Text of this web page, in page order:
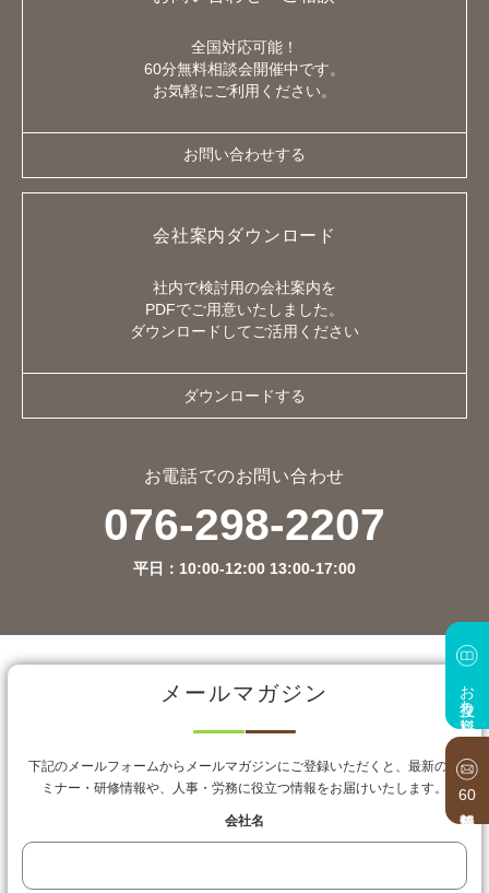
お役立ち資料
60
全国対応可能！
60分無料相談会開催中です。
お気軽にご利用ください。
お問い合わせする
会社案内ダウンロード
社内で検討用の会社案内を
PDFでご用意いたしました。
ダウンロードしてご活用ください
ダウンロードする
お電話でのお問い合わせ
076-298-2207
平日：10:00-12:00 13:00-17:00
メールマガジン
下記のメールフォームからメールマガジンにご登録いただくと、最新のセ
ミナー・研修情報や、人事・労務に役立つ情報をお届けいたします。
会社名